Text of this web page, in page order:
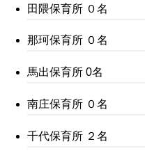
田隈保育所 ０名
那珂保育所 ０名
馬出保育所 0名
南庄保育所 ０名
千代保育所 ２名